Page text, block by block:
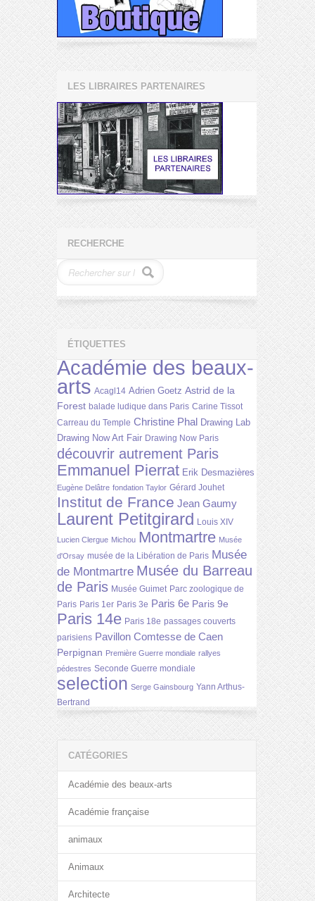
LES LIBRAIRES PARTENAIRES
RECHERCHE
ÉTIQUETTES
Académie des beaux-
arts Acagl14 Adrien Goetz Astrid de la
Forest balade ludique dans Paris Carine Tissot
Carreau du Temple Christine Phal Drawing Lab
Drawing Now Art Fair Drawing Now Paris
découvrir autrement Paris
Emmanuel Pierrat Erik Desmazières
Eugène Delâtre fondation Taylor Gérard Jouhet
Institut de France Jean Gaumy
Laurent Petitgirard Louis XIV
Lucien Clergue Michou Montmartre Musée
d'Orsay musée de la Libération de Paris Musée
de Montmartre Musée du Barreau
de Paris Musée Guimet Parc zoologique de
Paris Paris 1er Paris 3e Paris 6e Paris 9e
Paris 14e Paris 18e passages couverts
parisiens Pavillon Comtesse de Caen
Perpignan Première Guerre mondiale rallyes
pédestres Seconde Guerre mondiale
selection Serge Gainsbourg Yann Arthus-
Bertrand
CATÉGORIES
Académie des beaux-arts
Académie française
animaux
Animaux
Architecte